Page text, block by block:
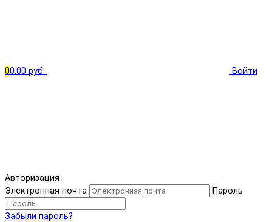
00.00 руб. Войти
Авторизация
Электронная почта
Пароль
Забыли пароль?